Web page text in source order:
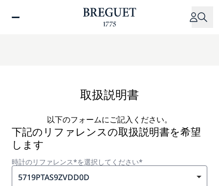
取扱説明書
以下のフォームにご記入ください。
下記のリファレンスの取扱説明書を希望
します
時計のリファレンス*を選択してください*
5719PTAS9ZVDD0D